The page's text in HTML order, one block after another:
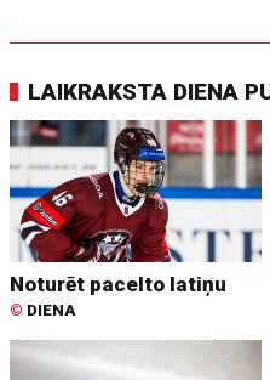
LAIKRAKSTA DIENA
Noturēt pacelto latiņu
© DIENA